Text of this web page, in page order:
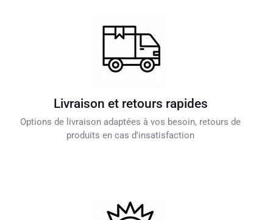
Livraison et retours rapides
Options de livraison adaptées à vos besoin, retours de
produits en cas d'insatisfaction